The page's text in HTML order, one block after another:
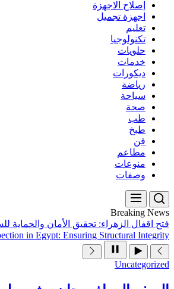
إصلاح الاجهزة
اجهزة تجميل
تعليم
تكنولوجيا
حلويات
خدمات
ديكورات
رياضة
سياحة
صحة
طب
طبخ
فن
مطاعم
منوعات
وصفات
Breaking News
فتح اقفال الزهراء: تحقيق الأمان والحماية
in Egypt: Ensuring Structural Integrity
Uncategorized